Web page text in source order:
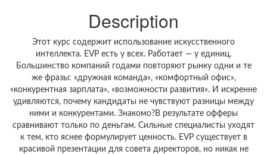
Description
Этот курс содержит использование искусственного
интеллекта. EVP есть у всех. Работает — у единиц.
Большинство компаний годами повторяют рынку одни и те
же фразы: «дружная команда», «комфортный офис»,
«конкурентная зарплата», «возможности развития». И искренне
удивляются, почему кандидаты не чувствуют разницы между
ними и конкурентами. Знакомо?В результате офферы
сравнивают только по деньгам. Сильные специалисты уходят
к тем, кто яснее формулирует ценность. EVP существует в
красивой презентации для совета директоров, но никак не